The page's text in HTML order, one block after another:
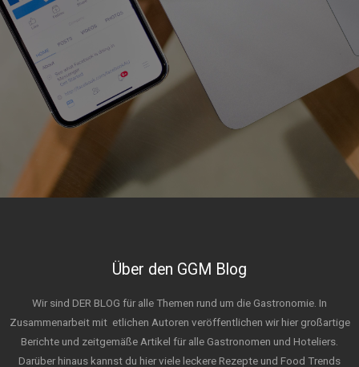
Über den GGM Blog
Wir sind DER BLOG für alle Themen rund um die Gastronomie. In
Zusammenarbeit mit etlichen Autoren veröffentlichen wir hier großartige
Berichte und zeitgemäße Artikel für alle Gastronomen und Hoteliers.
Darüber hinaus kannst du hier viele leckere Rezepte und Food Trends